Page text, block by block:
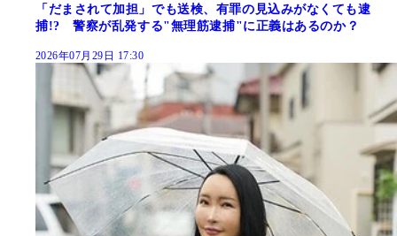
「だまされて加担」でも送検、有罪の見込みがなくても逮
捕!? 警察が乱発する"無理筋逮捕"に正義はあるのか？
2026年07月29日 17:30